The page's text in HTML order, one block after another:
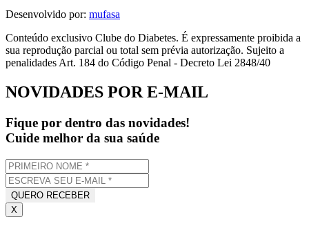
Desenvolvido por: mufasa
Conteúdo exclusivo Clube do Diabetes. É expressamente proibida a
sua reprodução parcial ou total sem prévia autorização. Sujeito a
penalidades Art. 184 do Código Penal - Decreto Lei 2848/40
NOVIDADES POR E-MAIL
Fique por dentro das novidades!
Cuide melhor da sua saúde
X